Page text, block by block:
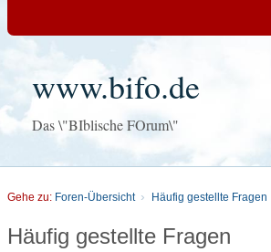
www.bifo.de
Das \"BIblische FOrum\"
Gehe zu: Foren-Übersicht Häufig gestellte Fragen
Häufig gestellte Fragen